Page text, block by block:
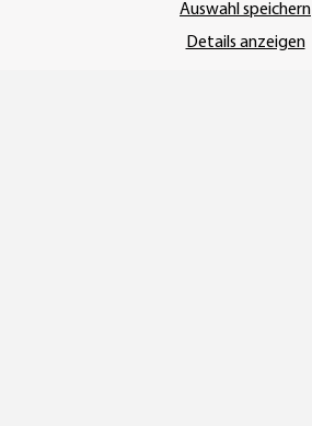
Auswahl speichern
Details anzeigen